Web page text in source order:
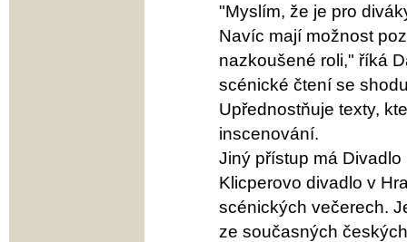
"Myslím, že je pro
Navíc mají možnost
nazkoušené roli," říká
scénické čtení se
Upřednostňuje texty,
inscenování.
Jiný přístup má
Klicperovo divadlo v
scénických večerech.
ze současných